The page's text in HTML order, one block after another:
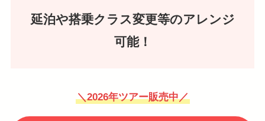
延泊や搭乗クラス変更等のアレンジ
可能！
＼2026年ツアー販売中／